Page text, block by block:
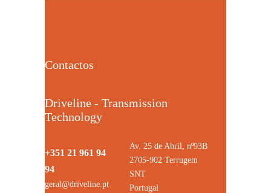
Contactos
Driveline - Transmission
Technology
+351 21 961 94
94
geral@driveline.pt
Av. 25 de Abril, nº93B
2705-902 Terrugem
SNT
Portugal